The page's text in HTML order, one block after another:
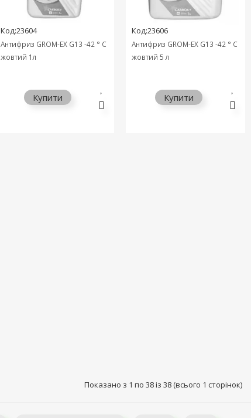
Код:23604
Антифриз GROM-EX G13 -42 ° C
жовтий 1л
Купити
Код:23606
Антифриз GROM-EX G13 -42 ° C
жовтий 5 л
Купити
Показано з 1 по 38 із 38 (всього 1 сторінок)